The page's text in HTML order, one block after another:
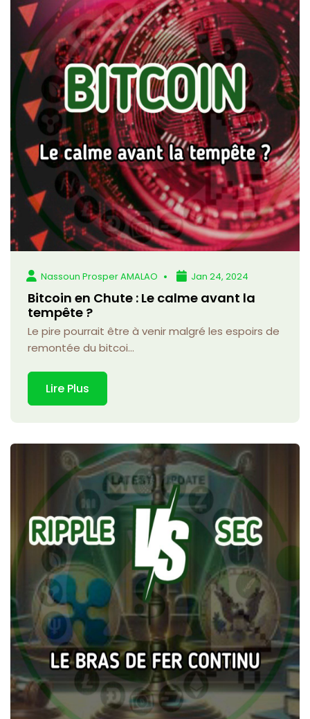
Nassoun Prosper AMALAO Jan 24, 2024
Bitcoin en Chute : Le calme avant la
tempête ?
Le pire pourrait être à venir malgré les espoirs de
remontée du bitcoi...
Lire Plus